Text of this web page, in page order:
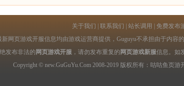
关于我们 联系我们 站长调用
免费发布
网页游戏开服信息均由游戏运营商提供，Guguyu不承担由于内容
发布非法的 网页游戏开服 ，请勿发布重复的 网页游戏新服信息。如
Copyright © new.GuGuYu.Com 2008-2019 版权所有：咕咕鱼页游